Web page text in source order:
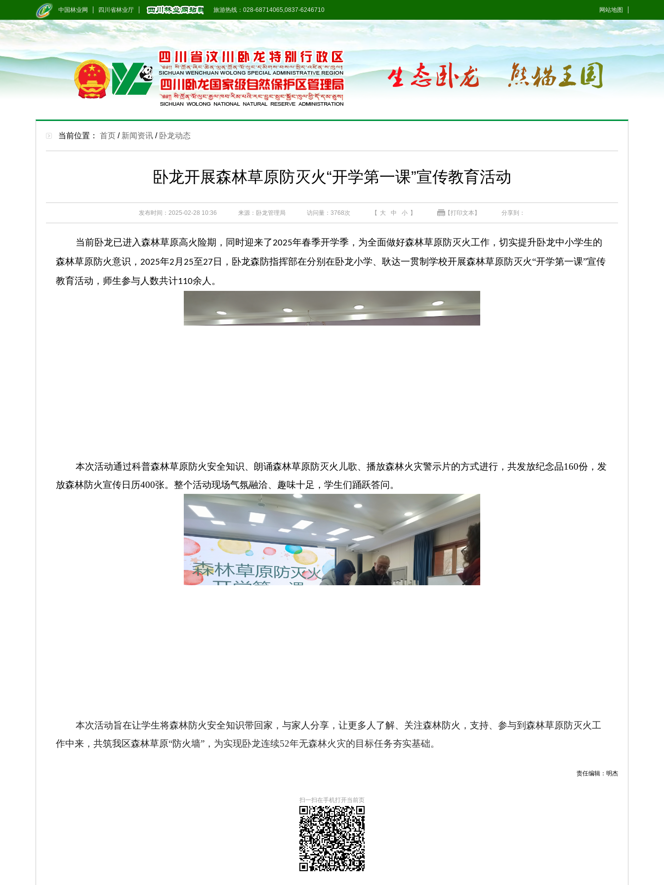
中国林业网 四川省林业厅 旅游热线：028-68714065,0837-6246710 网站地图
当前位置： 首页 / 新闻资讯 / 卧龙动态
卧龙开展森林草原防灭火“开学第一课”宣传教育活动
发布时间：2025-02-28 10:36 来源：卧龙管理局 访问量： 3768次 【 大 中 小 】 【打印文本】 分享到：
当前卧龙已进入森林草原高火险期，同时迎来了2025年春季开学季，为全面做好森林草原防灭火工作，切实提升卧龙中小学生的
森林草原防火意识， 2025年2 月 25至27 日，卧龙森防指挥部在分别在卧龙小学、耿达一贯制学校开展森林草原防灭火“开学第一课”宣传
教育活动，师生参与人数共计110余人。
本次活动通过科普森林草原防火安全知识、朗诵森林草原防灭火儿歌、播放森林火灾警示片的方式进行，共发放纪念品160份，发
放森林防火宣传日历400张。整个活动现场气氛融洽、趣味十足，学生们踊跃答问。
本次活动旨在让学生将森林防火安全知识带回家，与家人分享，让更多人了解、 关注森林防火，支持、参与到森林草原防灭火工
作中来，共筑我区森林草原“防火墙”， 为实现卧龙连续52年无森林火灾的目标任务夯实基础。
责任编辑：明杰
扫一扫在手机打开当前页